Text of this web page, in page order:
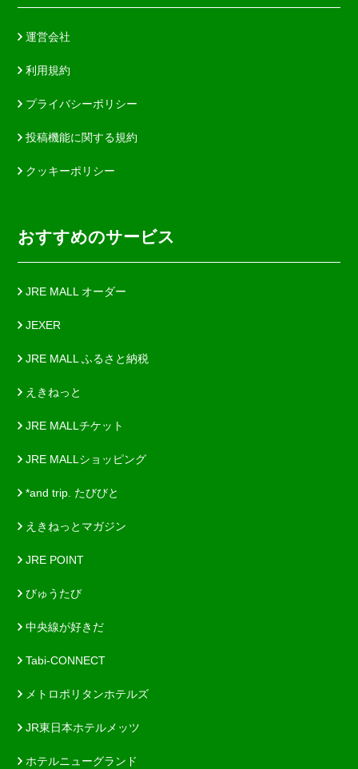
運営会社
利用規約
プライバシーポリシー
投稿機能に関する規約
クッキーポリシー
おすすめのサービス
JRE MALL オーダー
JEXER
JRE MALL ふるさと納税
えきねっと
JRE MALLチケット
JRE MALLショッピング
*and trip. たびびと
えきねっとマガジン
JRE POINT
びゅうたび
中央線が好きだ
Tabi-CONNECT
メトロポリタンホテルズ
JR東日本ホテルメッツ
ホテルニューグランド